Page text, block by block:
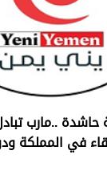
..مارب ‏تبادل
في المملكة